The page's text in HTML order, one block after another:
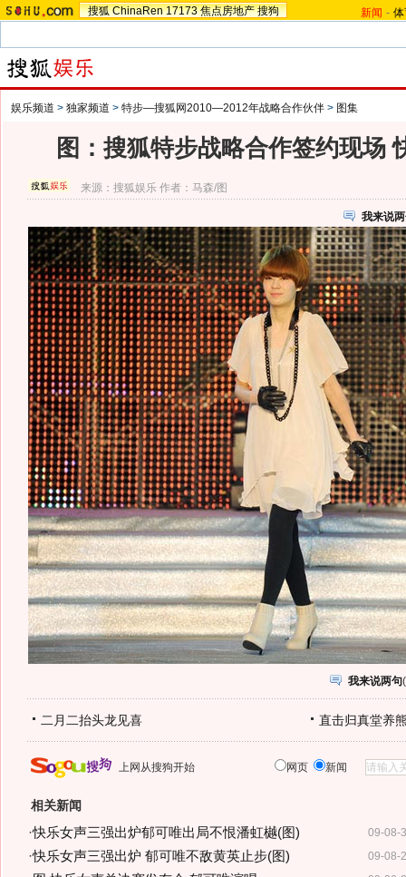
搜狐 ChinaRen 17173 焦点房地产 搜狗 新闻 -
娱乐频道 > 独家频道 > 特步—搜狐网2010—2012年战略合作伙伴 > 图集
图：搜狐特步战略合作签约现场
来源：搜狐娱乐 作者：马森/图
我来说
我来说两句(
二月二抬头龙见喜 直击归真堂养
上网从搜狗开始 网页 新闻
相关新闻
09-08-
·快乐女声三强出炉郁可唯出局不恨潘虹樾(图)
09-08-
·快乐女声三强出炉 郁可唯不敌黄英止步(图)